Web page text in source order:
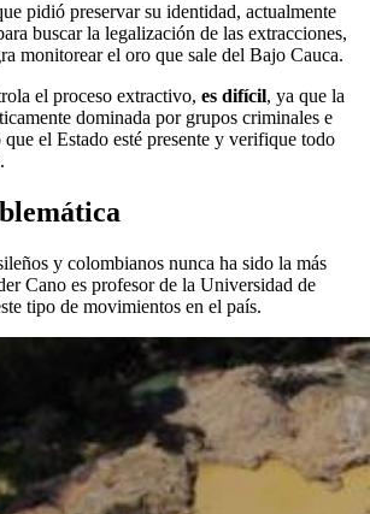
pidió preservar su identidad, actualmente
buscar la legalización de las extracciones,
monitorear el oro que sale del Bajo Cauca.
el proceso extractivo, es difícil, ya que la
dominada por grupos criminales e
que el Estado esté presente y verifique todo
y colombianos nunca ha sido la más
Cano es profesor de la Universidad de
tipo de movimientos en el país.